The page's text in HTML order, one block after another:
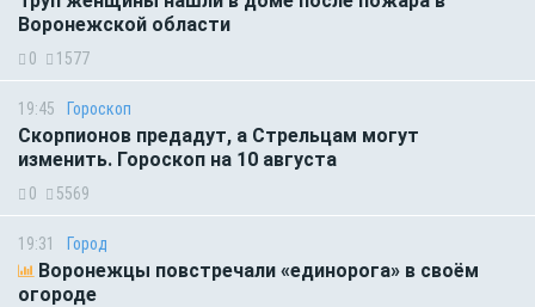
Воронежской области
0 1577
19:45 Гороскоп
Скорпионов предадут, а Стрельцам могут
изменить. Гороскоп на 10 августа
0 5569
19:31 Город
Воронежцы повстречали «единорога» в своём
огороде